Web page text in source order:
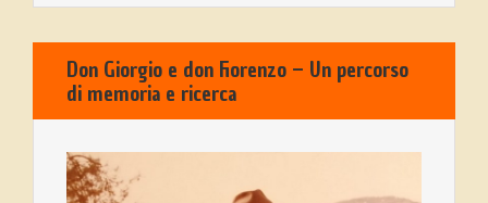
Don Giorgio e don Fiorenzo – Un percorso
di memoria e ricerca